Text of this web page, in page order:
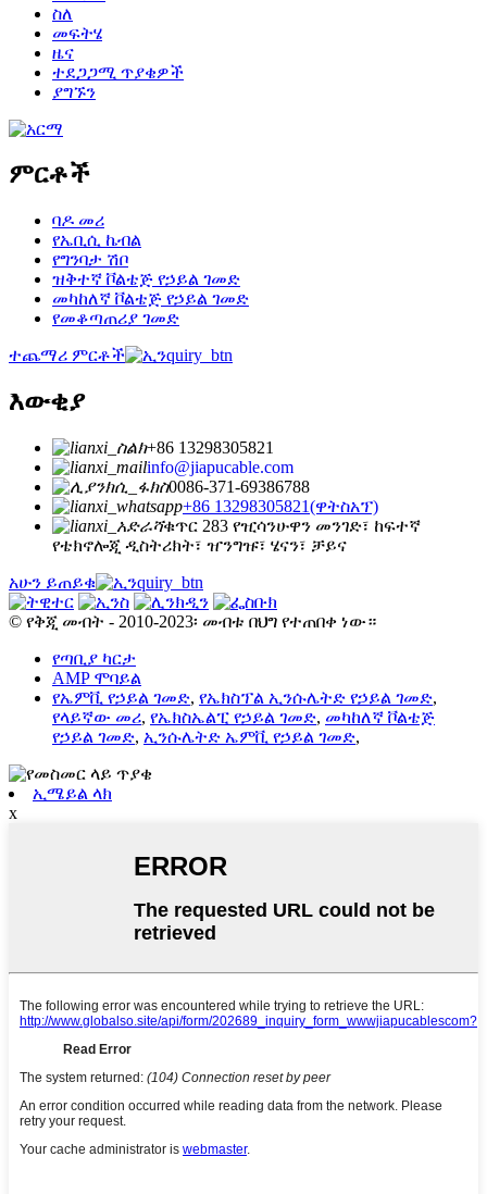
ስለ
መፍትሄ
ዜና
ተደጋጋሚ ጥያቄዎች
ያግኙን
ምርቶች
ባዶ መሪ
የኤቢሲ ኬብል
የግንባታ ሽቦ
ዝቅተኛ ቮልቴጅ የኃይል ገመድ
መካከለኛ ቮልቴጅ የኃይል ገመድ
የመቆጣጠሪያ ገመድ
ተጨማሪ ምርቶች
እውቂያ
+86 13298305821
info@jiapucable.com
0086-371-69386788
+86 13298305821(ዋትስአፕ)
ቁጥር 283 የዢሳንሁዋን መንገድ፣ ከፍተኛ
የቴክኖሎጂ ዲስትሪክት፣ ዠንግዡ፣ ሄናን፣ ቻይና
አሁን ይጠይቁ
© የቅጂ መብት - 2010-2023፡ መብቱ በህግ የተጠበቀ ነው።
የጣቢያ ካርታ
AMP ሞባይል
የኤምቪ የኃይል ገመድ, የኤክስፕል ኢንሱሌትድ የኃይል ገመድ,
የላይኛው መሪ, የኤክስኤልፒ የኃይል ገመድ, መካከለኛ ቮልቴጅ
የኃይል ገመድ, ኢንሱሌትድ ኤምቪ የኃይል ገመድ,
ኢሜይል ላክ
x